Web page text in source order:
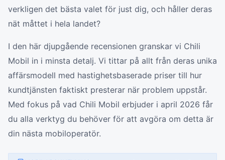
verkligen det bästa valet för just dig, och håller deras
nät måttet i hela landet?
I den här djupgående recensionen granskar vi Chili
Mobil in i minsta detalj. Vi tittar på allt från deras unika
affärsmodell med hastighetsbaserade priser till hur
kundtjänsten faktiskt presterar när problem uppstår.
Med fokus på vad Chili Mobil erbjuder i april 2026 får
du alla verktyg du behöver för att avgöra om detta är
din nästa mobiloperatör.